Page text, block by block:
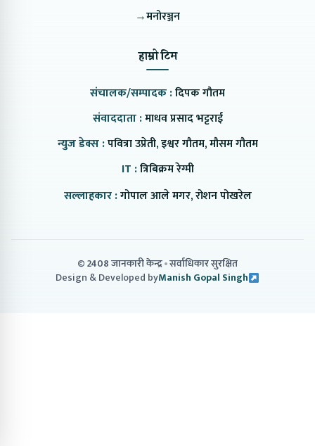
→मनोरञ्जन
हाम्रो टिम
संचालक/सम्पादक :दिपक गौतम
संवाददाता :माधव प्रसाद भट्टराई
न्युज डेक्स :पवित्रा उप्रेती, इश्वर गौतम, मौसम गौतम
IT :त्रिबिक्रम रेग्मी
सल्लाहकार :गोपाल आले मगर, रोशन पोखरेल
© 2408 जानकारी केन्द्र सर्वाधिकार सुरक्षित
Design & Developed byManish Gopal Singh